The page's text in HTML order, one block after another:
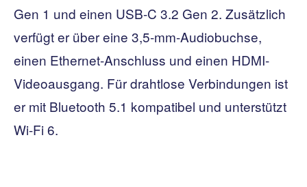
Gen 1 und einen USB-C 3.2 Gen 2. Zusätzlich
verfügt er über eine 3,5-mm-Audiobuchse,
einen Ethernet-Anschluss und einen HDMI-
Videoausgang. Für drahtlose Verbindungen ist
er mit Bluetooth 5.1 kompatibel und unterstützt
Wi-Fi 6.